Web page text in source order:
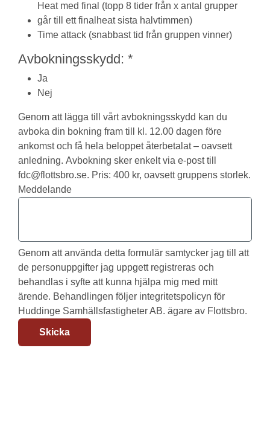
Heat med final (topp 8 tider från x antal grupper
går till ett finalheat sista halvtimmen)
Time attack (snabbast tid från gruppen vinner)
Avbokningsskydd: *
Ja
Nej
Genom att lägga till vårt avbokningsskydd kan du
avboka din bokning fram till kl. 12.00 dagen före
ankomst och få hela beloppet återbetalat – oavsett
anledning. Avbokning sker enkelt via e-post till
fdc@flottsbro.se. Pris: 400 kr, oavsett gruppens storlek.
Meddelande
Genom att använda detta formulär samtycker jag till att
de personuppgifter jag uppgett registreras och
behandlas i syfte att kunna hjälpa mig med mitt
ärende. Behandlingen följer integritetspolicyn för
Huddinge Samhällsfastigheter AB. ägare av Flottsbro.
Skicka